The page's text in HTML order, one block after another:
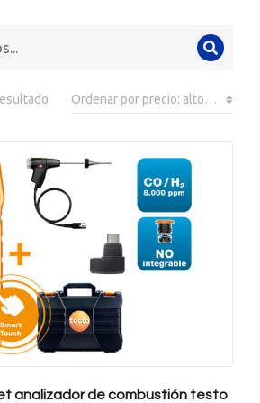
analizador de combustión testo